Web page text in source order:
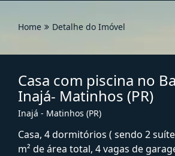
Home Detalhe do Imóvel
Casa com piscina no
Inajá- Matinhos (PR)
Inajá - Matinhos (PR)
Casa, 4 dormitórios ( sendo 2
m² de área total, 4 vagas de